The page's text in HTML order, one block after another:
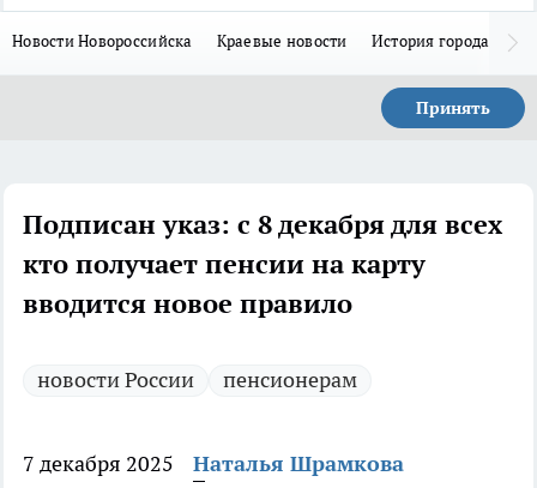
Новости Новороссийска Краевые новости История города Н
Принять
Подписан указ: с 8 декабря для всех
кто получает пенсии на карту
вводится новое правило
новости России пенсионерам
7 декабря 2025 Наталья Шрамкова